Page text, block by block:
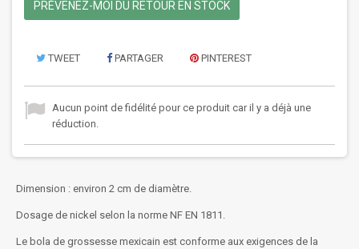
PRÉVENEZ-MOI DU RETOUR EN STOCK
TWEET PARTAGER PINTEREST
Aucun point de fidélité pour ce produit car il y a déjà une
réduction.
Dimension : environ 2 cm de diamètre.
Dosage de nickel selon la norme NF EN 1811.
Le bola de grossesse mexicain est conforme aux exigences de la